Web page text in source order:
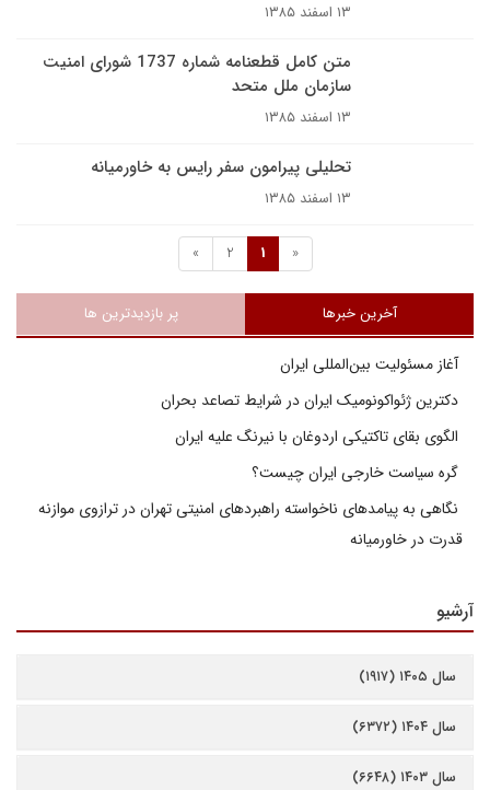
۱۳ اسفند ۱۳۸۵
متن کامل قطعنامه شماره 1737 شوراى امنيت
سازمان ملل متحد
۱۳ اسفند ۱۳۸۵
تحلیلی پیرامون سفر رایس به خاورميانه
۱۳ اسفند ۱۳۸۵
«
1
2
»
آخرین خبرها پر بازدیدترین ها
آغاز مسئولیت بین‌المللی ایران
دکترین ژئواکونومیک ایران در شرایط تصاعد بحران
الگوی بقای تاکتیکی اردوغان با نیرنگ علیه ایران
گره سیاست خارجی ایران چیست؟
نگاهی به پیامدهای ناخواسته راهبردهای امنیتی تهران در ترازوی موازنه
قدرت در خاورمیانه
آرشیو
سال ۱۴۰۵ (۱۹۱۷)
سال ۱۴۰۴ (۶۳۷۲)
سال ۱۴۰۳ (۶۶۴۸)